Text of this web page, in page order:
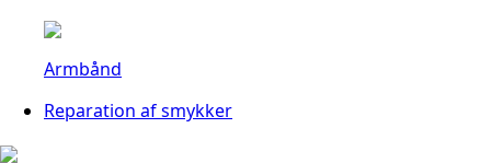
Armbånd
Reparation af smykker